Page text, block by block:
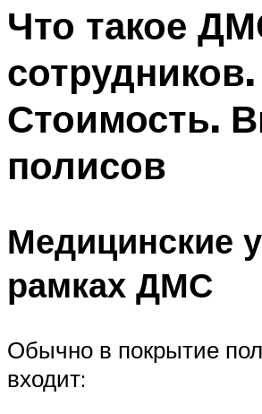
Что такое
сотрудников.
Стоимость.
полисов
Медицинские
рамках ДМС
Обычно в покрытие
входит: